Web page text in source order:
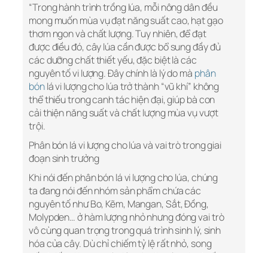
“Trong hành trình trồng lúa, mỗi nông dân đều
mong muốn mùa vụ đạt năng suất cao, hạt gạo
thơm ngon và chất lượng. Tuy nhiên, để đạt
được điều đó, cây lúa cần được bổ sung đầy đủ
các dưỡng chất thiết yếu, đặc biệt là các
nguyên tố vi lượng. Đây chính là lý do mà phân
bónlá vi lượng cho lúa trở thành “vũ khí” không
thể thiếu trong canh tác hiện đại, giúp bà con
cải thiện năng suất và chất lượng mùa vụ vượt
trội.
Phân bón lá vi lượng cho lúa và vai trò trong giai
đoạn sinh trưởng
Khi nói đến phân bón lá vi lượng cho lúa, chúng
ta đang nói đến nhóm sản phẩm chứa các
nguyên tố như Bo, Kẽm, Mangan, Sắt, Đồng,
Molypden… ở hàm lượng nhỏ nhưng đóng vai trò
vô cùng quan trọng trong quá trình sinh lý, sinh
hóa của cây. Dù chỉ chiếm tỷ lệ rất nhỏ, song